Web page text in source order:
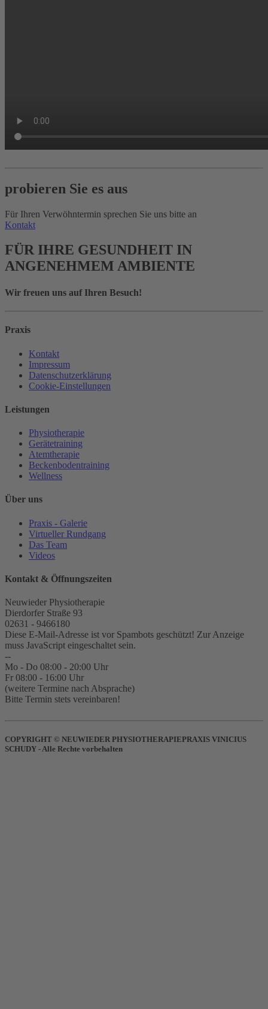
probieren Sie es aus
Für Ihren Verwöhntermin sprechen Sie uns bitte an
Kontakt
FÜR IHRE GESUNDHEIT IN
ANGENEHMEM AMBIENTE
Wir freuen uns auf Ihren Besuch!
Praxis
Kontakt
Impressum
Datenschutzerklärung
Cookie-Einstellungen
Leistungen
Physiotherapie
Gerätetraining
Atemtherapie
Beckenbodentraining
Wellness
Über uns
Praxis - Galerie
Virtueller Rundgang
Das Team
Videos
Kontakt & Öffnungszeiten
Neuwieder Physiotherapie
Dierdorfer Straße 93
02631 - 9466180
Diese E-Mail-Adresse ist vor Spambots geschützt! Zur Anzeige
muss JavaScript eingeschaltet sein.
--
Mo - Do 08:00 - 20:00 Uhr
Fr 08:00 - 16:00 Uhr
(weitere Termine nach Absprache)
Bitte Termin stets vereinbaren!
COPYRIGHT © NEUWIEDER PHYSIOTHERAPIEPRAXIS VINICIUS
SCHUDY - Alle Rechte vorbehalten